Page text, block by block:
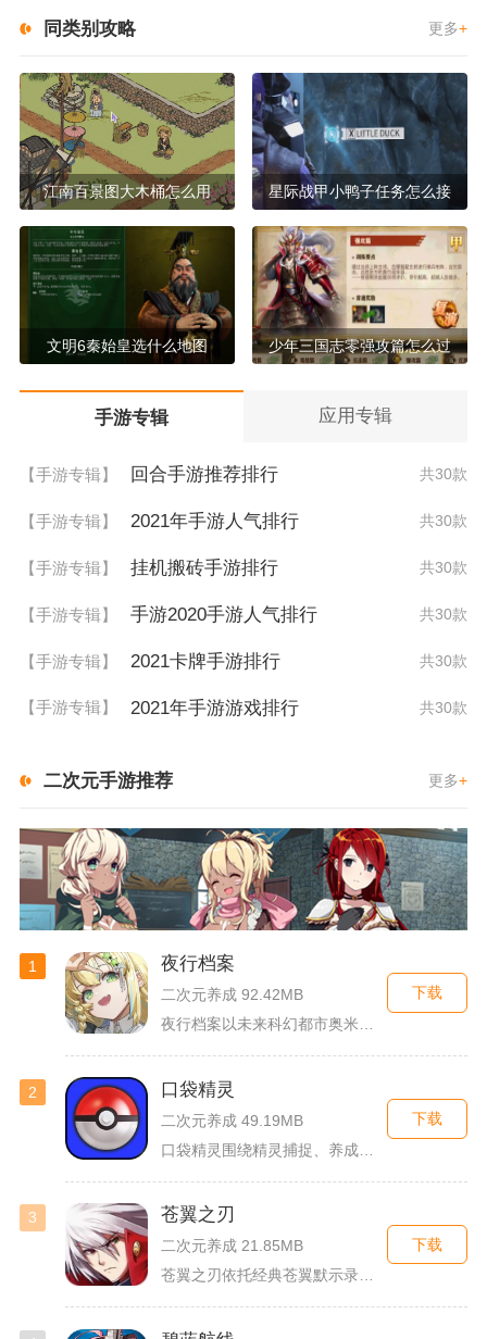
同类别攻略 更多+
江南百景图大木桶怎么用 星际战甲小鸭子任务怎么接
文明6秦始皇选什么地图 少年三国志零强攻篇怎么过
手游专辑 应用专辑
【手游专辑】 回合手游推荐排行 共30款
【手游专辑】 2021年手游人气排行 共30款
【手游专辑】 挂机搬砖手游排行 共30款
【手游专辑】 手游2020手游人气排行 共30款
【手游专辑】 2021卡牌手游排行 共30款
【手游专辑】 2021年手游游戏排行 共30款
二次元手游推荐 更多+
1 夜行档案
二次元养成 92.42MB
下载
2 口袋精灵
二次元养成 49.19MB
下载
3 苍翼之刃
二次元养成 21.85MB
苍翼之刃依托经典苍翼默示录IP打造横版指尖格斗手游，完整收录...
下载